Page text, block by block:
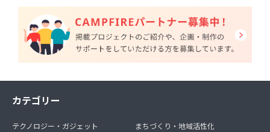
カテゴリー
テクノロジー・ガジェット
まちづくり・地域活性化